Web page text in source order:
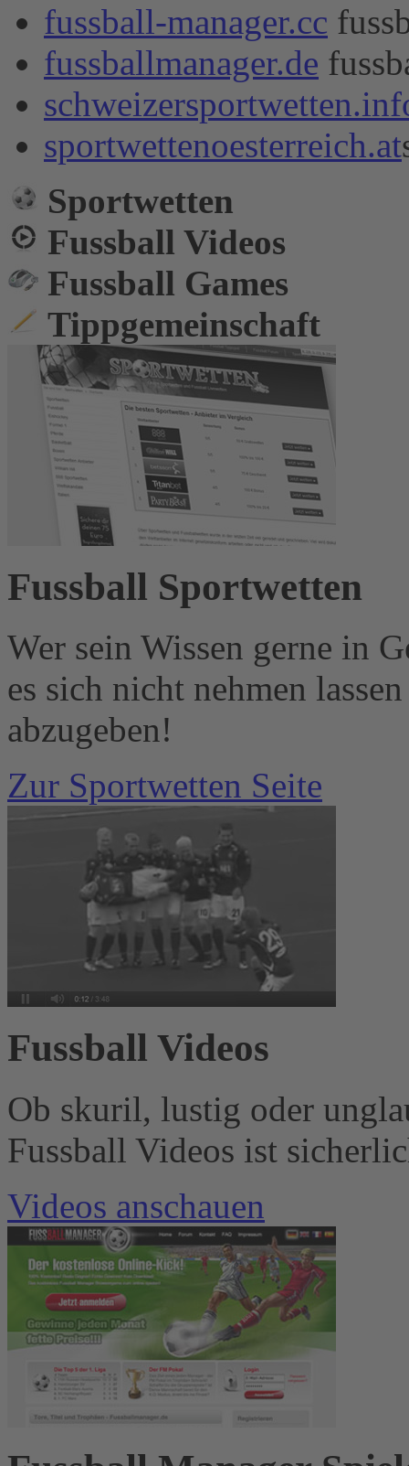
fussball-manager.cc
fussballmanager.de
sportwettenoesterreich.at
Sportwetten
Fussball Videos
Fussball Games
Tippgemeinschaft
Fussball Sportwetten
Wer sein Wissen gerne in
es sich nicht nehmen
abzugeben!
Zur Sportwetten Seite
Fussball Videos
Ob skuril, lustig oder
Fussball Videos ist
Videos anschauen